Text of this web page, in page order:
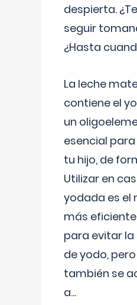
despierta.
seguir
¿Hasta
La leche
contiene el
un
esencial
tu hijo, de
Utilizar en
yodada es el
más
para evitar
de yodo,
también se
a...